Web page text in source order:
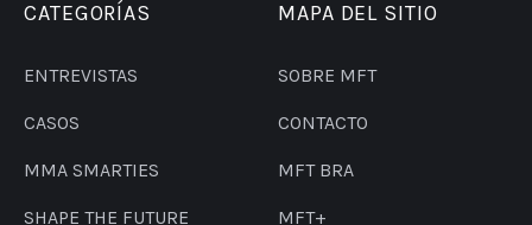
CATEGORÍAS
ENTREVISTAS
CASOS
MMA SMARTIES
SHAPE THE FUTURE
MAPA DEL SITIO
SOBRE MFT
CONTACTO
MFT BRA
MFT+